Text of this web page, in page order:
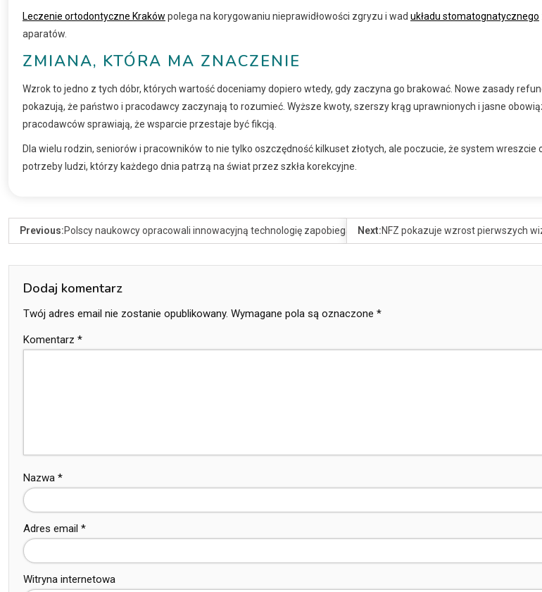
Leczenie ortodontyczne Kraków polega na korygowaniu nieprawidłowości zgryzu i wad układu stomatognatycznego
aparatów.
ZMIANA, KTÓRA MA ZNACZENIE
Wzrok to jedno z tych dóbr, których wartość doceniamy dopiero wtedy, gdy zaczyna go brakować. Nowe zasady
pokazują, że państwo i pracodawcy zaczynają to rozumieć. Wyższe kwoty, szerszy krąg uprawnionych i jasne
pracodawców sprawiają, że wsparcie przestaje być fikcją.
Dla wielu rodzin, seniorów i pracowników to nie tylko oszczędność kilkuset złotych, ale poczucie, że system wreszcie
potrzeby ludzi, którzy każdego dnia patrzą na świat przez szkła korekcyjne.
Previous:Polscy naukowcy opracowali innowacyjną technologię zapobiegania zakażeniom wirusem Zika
Next:NFZ pokazuje wzrost pierwszych
Dodaj komentarz
Twój adres email nie zostanie opublikowany. Wymagane pola są oznaczone *
Komentarz *
Nazwa *
Adres email *
Witryna internetowa